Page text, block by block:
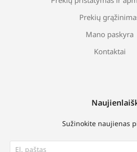
Prekių
Mano paskyra
Kontaktai
Sužinokite naujienas